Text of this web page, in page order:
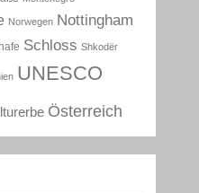
Norwegen Nottingham
Schloss Shkodër
UNESCO
Österreich